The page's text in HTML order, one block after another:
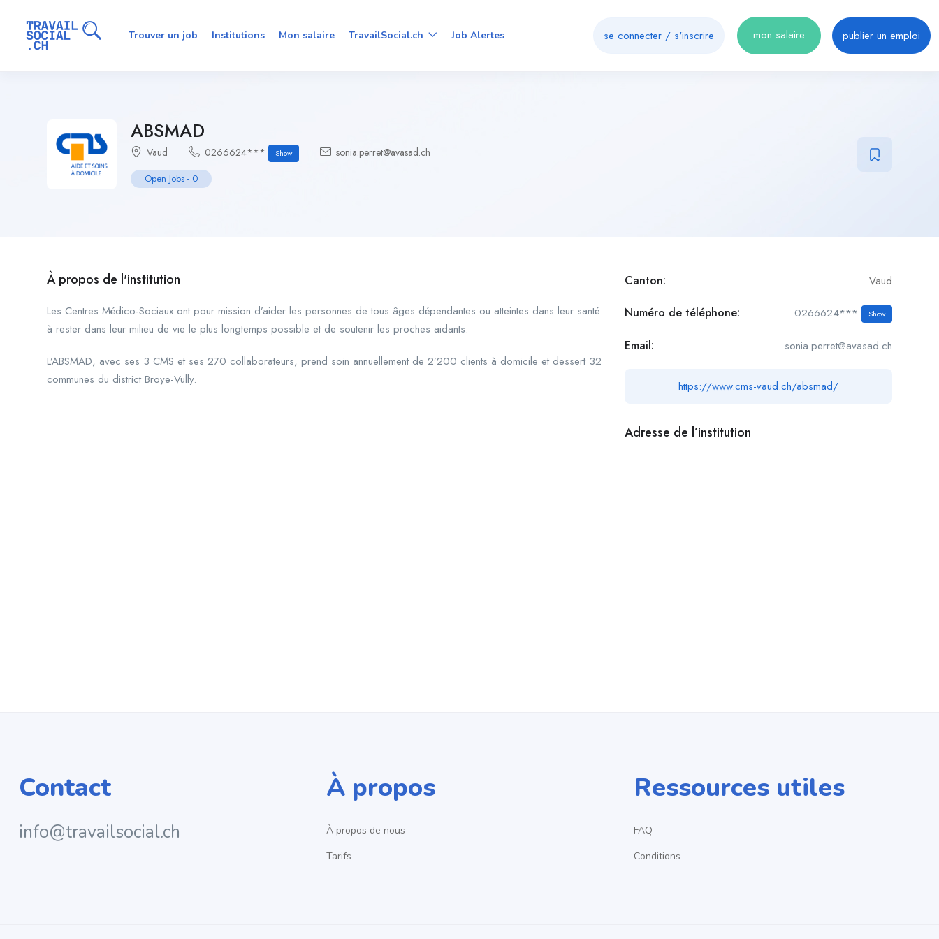
Trouver un job Institutions Mon salaire TravailSocial.ch Job Alertes se connecter / s'inscrire mon salaire publier un emploi
ABSMAD
Vaud 0266624*** Show sonia.perret@avasad.ch
Open Jobs - 0
À propos de l'institution
Les Centres Médico-Sociaux ont pour mission d’aider les personnes de tous âges dépendantes ou atteintes dans leur santé
à rester dans leur milieu de vie le plus longtemps possible et de soutenir les proches aidants.
L’ABSMAD, avec ses 3 CMS et ses 270 collaborateurs, prend soin annuellement de 2’200 clients à domicile et dessert 32
communes du district Broye-Vully.
Canton: Vaud
Numéro de téléphone: 0266624*** Show
Email: sonia.perret@avasad.ch
https://www.cms-vaud.ch/absmad/
Adresse de l’institution
Contact
info@travailsocial.ch
À propos
À propos de nous
Tarifs
Ressources utiles
FAQ
Conditions